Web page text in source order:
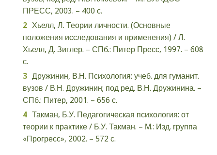
ПРЕСС, 2003. – 400 с.
Хьелл, Л. Теории личности. (Основные
положения исследования и применения) / Л.
Хьелл, Д. Зиглер. – СПб.: Питер Пресс, 1997. – 608
с.
Дружинин, В.Н. Психология: учеб. для гуманит.
вузов / В.Н. Дружинин; под ред. В.Н. Дружинина. –
СПб.: Питер, 2001. – 656 с.
Такман, Б.У. Педагогическая психология: от
теории к практике / Б.У. Такман. – М.: Изд. группа
«Прогресс», 2002. – 572 с.